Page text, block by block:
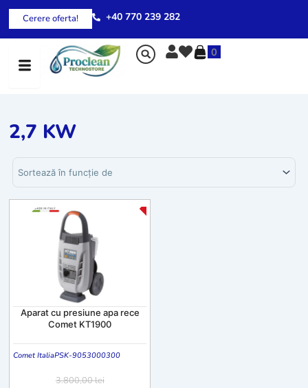
Skip
content
Cerere oferta! +40 770 239 282
0
2,7 KW
Sortează produsele
-20%
Aparat cu presiune apa rece
Comet KT1900
Comet ItaliaPSK-9053000300
3.800,00lei